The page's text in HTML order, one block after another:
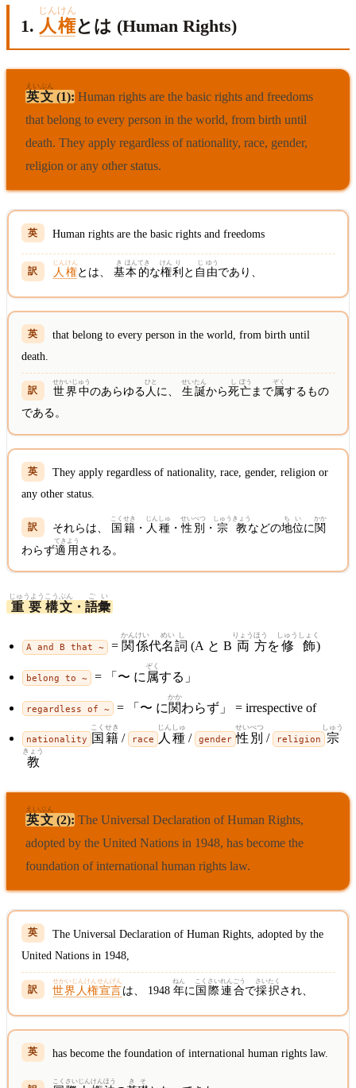
1. 人権
じんけん
とは (Human Rights)
英文
えいぶん
(1): Human rights are the basic rights and freedoms
that belong to every person in the world, from birth until
death. They apply regardless of nationality, race, gender,
religion or any other status.
Human rights are the basic rights and freedoms
人権
じんけん
とは、基
き
本
ほん
的
てき
な権
けん
利
り
と 自
じ
由
ゆう
であり、
that belong to every person in the world, from birth until
death.
世界中
せかいじゅう
のあらゆる 人
ひと
に、生
せい
誕
たん
から死
し
亡
ぼう
まで属
ぞく
するもの
である。
They apply regardless of nationality, race, gender, religion or
any other status.
それらは、 国
こく
籍
せき
・ 人
じん
種
しゅ
・性
せい
別
べつ
・ 宗
しゅう
教
きょう
などの地
ち
位
い
に 関
かか
わらず適
てき
用
よう
される。
重要
じゅうよう
構文
こうぶん
・ 語
ご
彙
い
A and B that ~ = 関
かん
係
けい
代名
めい
詞
し
(A と B 両
りょう
方
ほう
を修
しゅう
飾
しょく
)
belong to ~ = 「〜 に 属
ぞく
する」
regardless of ~ = 「〜 に関
かか
わらず」 = irrespective of
nationality 国
こく
籍
せき
/ race 人
じん
種
しゅ
/ gender 性
せい
別
べつ
/ religion 宗
しゅう
教
きょう
英文
えいぶん
(2): The Universal Declaration of Human Rights,
adopted by the United Nations in 1948, has become the
foundation of international human rights law.
The Universal Declaration of Human Rights, adopted by the
United Nations in 1948,
世界人権宣言
せかいじんけんせんげん
は、 1948年
ねん
に 国
こく
際
さい
連
れん
合
ごう
で採
さい
択
たく
され、
has become the foundation of international human rights law.
こくさい じんけんほう き そ